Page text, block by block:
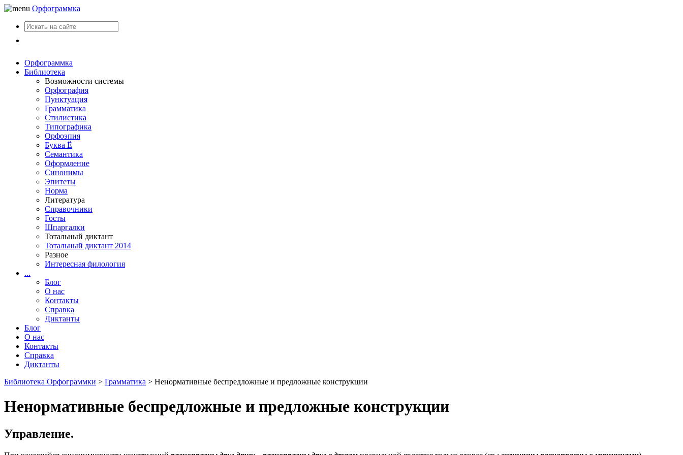
Орфограммка
Орфограммка
Библиотека
Возможности системы
Орфография
Пунктуация
Грамматика
Стилистика
Типографика
Орфоэпия
Буква Ё
Семантика
Оформление
Синонимы
Эпитеты
Норма
Литература
Справочники
Госты
Шпаргалки
Тотальный диктант
Тотальный диктант 2014
Разное
Интересная филология
...
Блог
О нас
Контакты
Справка
Диктанты
Блог
О нас
Контакты
Справка
Диктанты
Библиотека Орфограммки > Грамматика > Ненормативные беспредложные и предложные конструкции
Ненормативные беспредложные и предложные конструкции
Управление.